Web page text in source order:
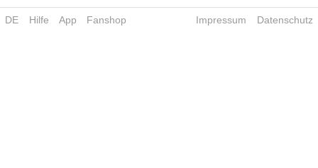
DE Hilfe App Fanshop Impressum Datenschutz